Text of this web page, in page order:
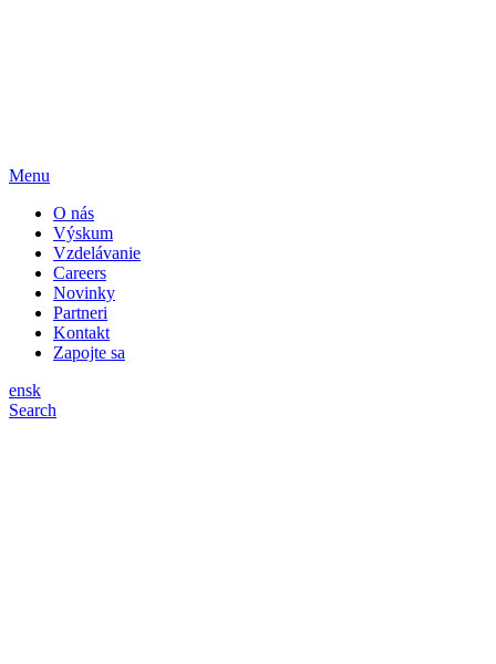
Menu
O nás
Výskum
Vzdelávanie
Careers
Novinky
Partneri
Kontakt
Zapojte sa
ensk
Search